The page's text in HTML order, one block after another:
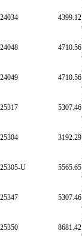
24034 4399.12
24048 4710.56
24049 4710.56
25317 5307.46
25304 3192.29
25305-U 5565.65
25347 5307.46
25350 8681.42